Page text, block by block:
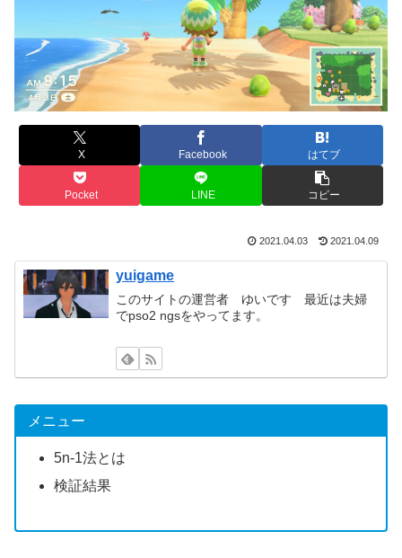
X Facebook はてブ
Pocket LINE コピー
2021.04.03 2021.04.09
yuigame
このサイトの運営者 ゆいです 最近は夫婦
でpso2 ngsをやってます。
メニュー
5n-1法とは
検証結果